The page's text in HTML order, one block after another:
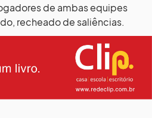
de ambas equipes
recheado de saliências.